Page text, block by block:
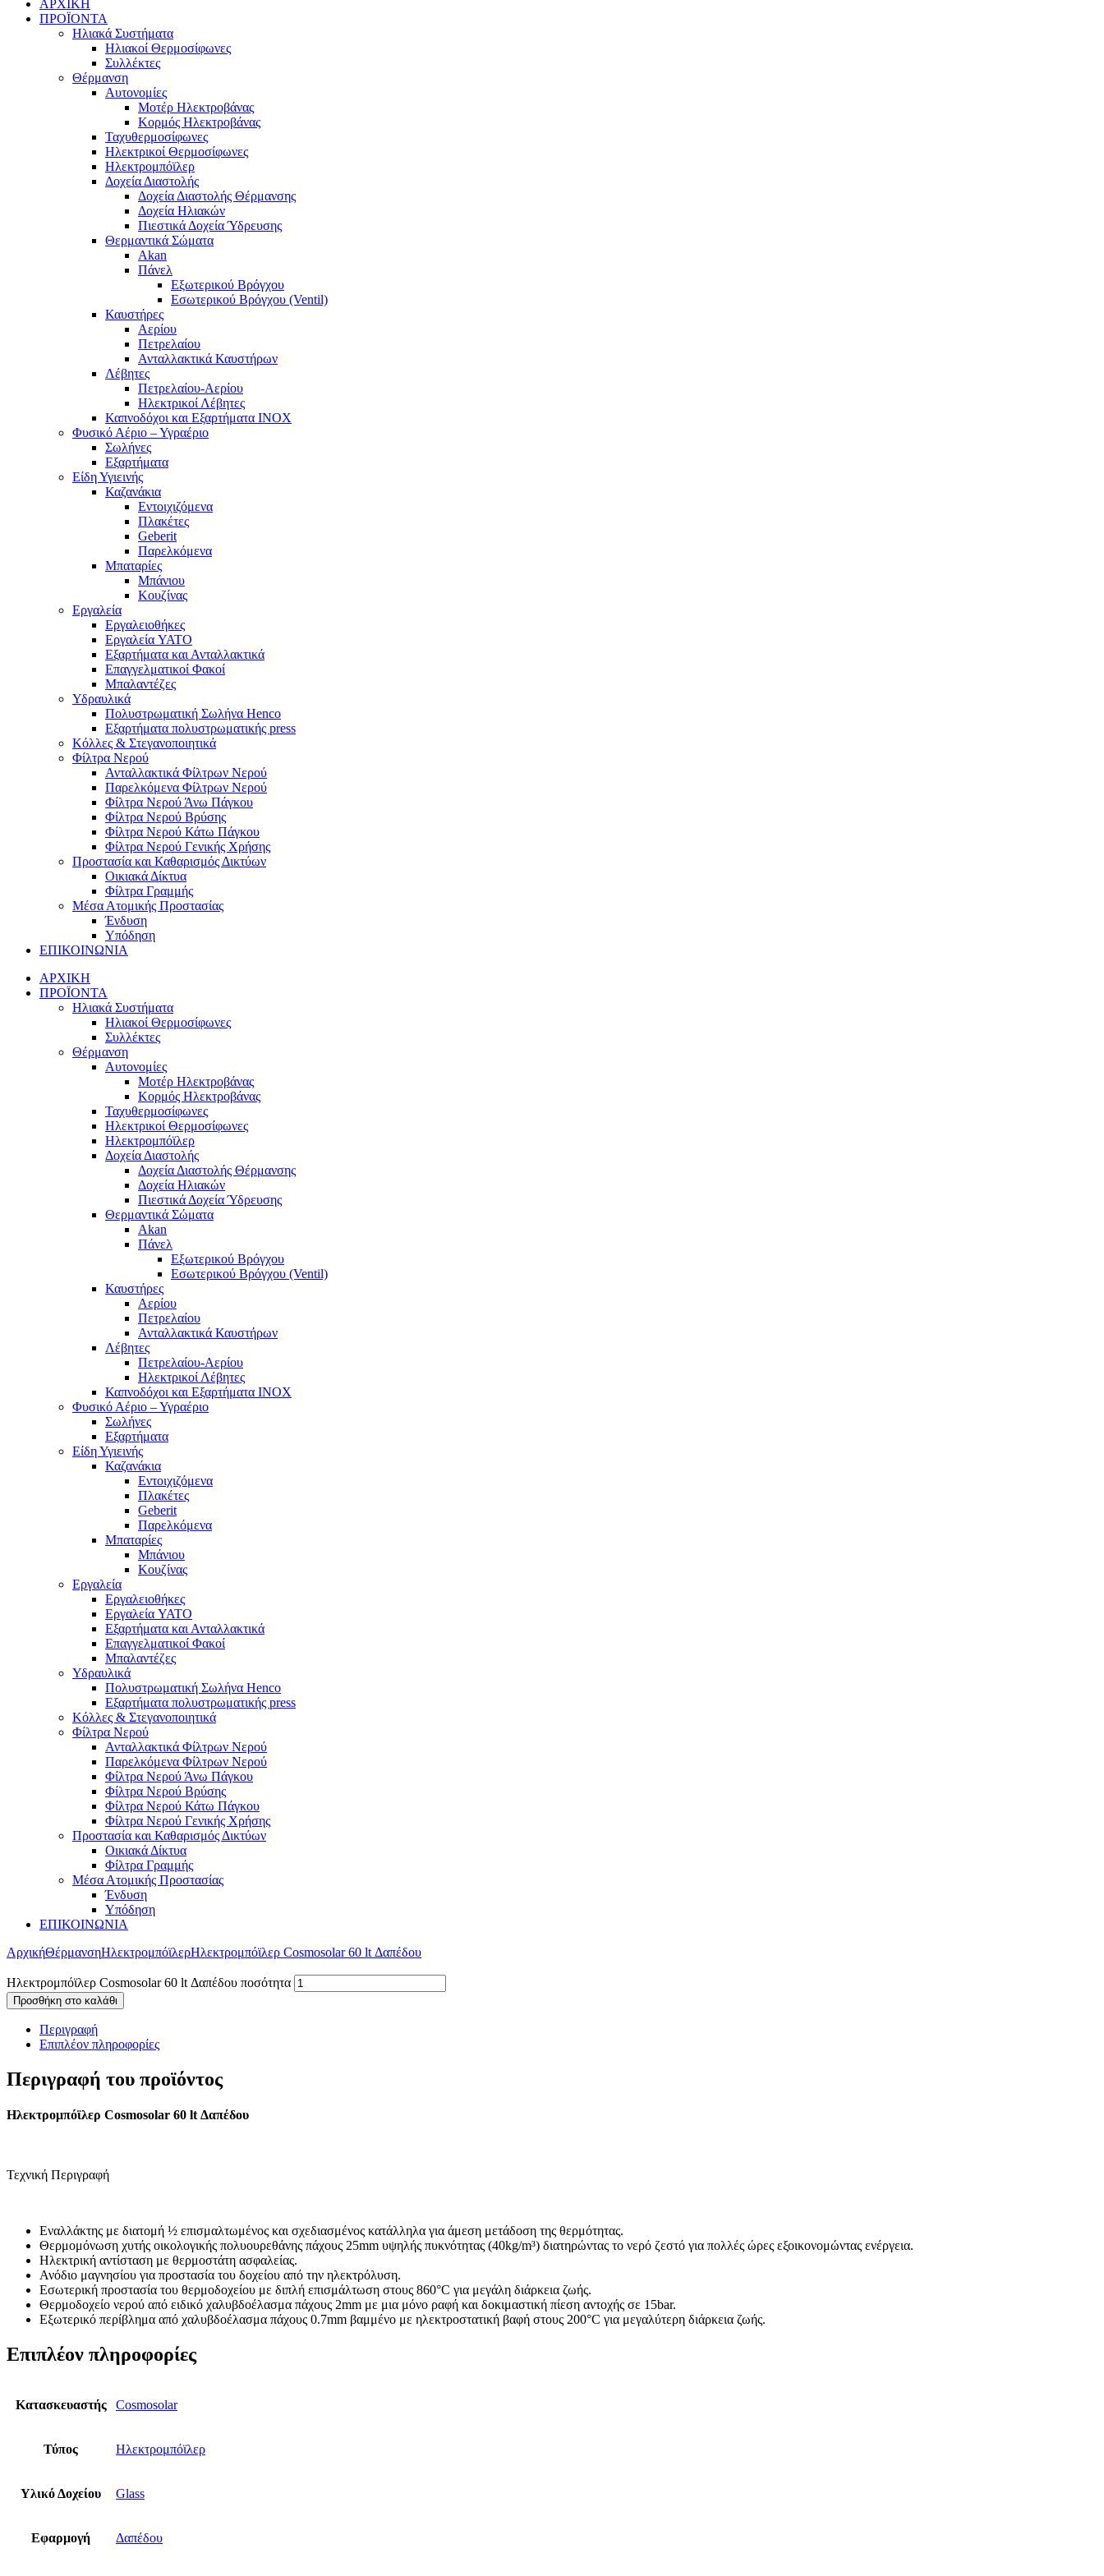
ΑΡΧΙΚΗ
ΠΡΟΪΟΝΤΑ
Ηλιακά Συστήματα
Ηλιακοί Θερμοσίφωνες
Συλλέκτες
Θέρμανση
Αυτονομίες
Μοτέρ Ηλεκτροβάνας
Κορμός Ηλεκτροβάνας
Ταχυθερμοσίφωνες
Ηλεκτρικοί Θερμοσίφωνες
Ηλεκτρομπόϊλερ
Δοχεία Διαστολής
Δοχεία Διαστολής Θέρμανσης
Δοχεία Ηλιακών
Πιεστικά Δοχεία Ύδρευσης
Θερμαντικά Σώματα
Akan
Πάνελ
Εξωτερικού Βρόγχου
Εσωτερικού Βρόγχου (Ventil)
Καυστήρες
Αερίου
Πετρελαίου
Ανταλλακτικά Καυστήρων
Λέβητες
Πετρελαίου-Αερίου
Ηλεκτρικοί Λέβητες
Καπνοδόχοι και Εξαρτήματα ΙΝΟΧ
Φυσικό Αέριο – Υγραέριο
Σωλήνες
Εξαρτήματα
Είδη Υγιεινής
Καζανάκια
Εντοιχιζόμενα
Πλακέτες
Geberit
Παρελκόμενα
Μπαταρίες
Μπάνιου
Κουζίνας
Εργαλεία
Εργαλειοθήκες
Εργαλεία YATO
Εξαρτήματα και Ανταλλακτικά
Επαγγελματικοί Φακοί
Μπαλαντέζες
Υδραυλικά
Πολυστρωματική Σωλήνα Henco
Εξαρτήματα πολυστρωματικής press
Κόλλες & Στεγανοποιητικά
Φίλτρα Νερού
Ανταλλακτικά Φίλτρων Νερού
Παρελκόμενα Φίλτρων Νερού
Φίλτρα Νερού Άνω Πάγκου
Φίλτρα Νερού Βρύσης
Φίλτρα Νερού Κάτω Πάγκου
Φίλτρα Νερού Γενικής Χρήσης
Προστασία και Καθαρισμός Δικτύων
Οικιακά Δίκτυα
Φίλτρα Γραμμής
Μέσα Ατομικής Προστασίας
Ένδυση
Υπόδηση
ΕΠΙΚΟΙΝΩΝΙΑ
ΑΡΧΙΚΗ
ΠΡΟΪΟΝΤΑ
Ηλιακά Συστήματα
Ηλιακοί Θερμοσίφωνες
Συλλέκτες
Θέρμανση
Αυτονομίες
Μοτέρ Ηλεκτροβάνας
Κορμός Ηλεκτροβάνας
Ταχυθερμοσίφωνες
Ηλεκτρικοί Θερμοσίφωνες
Ηλεκτρομπόϊλερ
Δοχεία Διαστολής
Δοχεία Διαστολής Θέρμανσης
Δοχεία Ηλιακών
Πιεστικά Δοχεία Ύδρευσης
Θερμαντικά Σώματα
Akan
Πάνελ
Εξωτερικού Βρόγχου
Εσωτερικού Βρόγχου (Ventil)
Καυστήρες
Αερίου
Πετρελαίου
Ανταλλακτικά Καυστήρων
Λέβητες
Πετρελαίου-Αερίου
Ηλεκτρικοί Λέβητες
Καπνοδόχοι και Εξαρτήματα ΙΝΟΧ
Φυσικό Αέριο – Υγραέριο
Σωλήνες
Εξαρτήματα
Είδη Υγιεινής
Καζανάκια
Εντοιχιζόμενα
Πλακέτες
Geberit
Παρελκόμενα
Μπαταρίες
Μπάνιου
Κουζίνας
Εργαλεία
Εργαλειοθήκες
Εργαλεία YATO
Εξαρτήματα και Ανταλλακτικά
Επαγγελματικοί Φακοί
Μπαλαντέζες
Υδραυλικά
Πολυστρωματική Σωλήνα Henco
Εξαρτήματα πολυστρωματικής press
Κόλλες & Στεγανοποιητικά
Φίλτρα Νερού
Ανταλλακτικά Φίλτρων Νερού
Παρελκόμενα Φίλτρων Νερού
Φίλτρα Νερού Άνω Πάγκου
Φίλτρα Νερού Βρύσης
Φίλτρα Νερού Κάτω Πάγκου
Φίλτρα Νερού Γενικής Χρήσης
Προστασία και Καθαρισμός Δικτύων
Οικιακά Δίκτυα
Φίλτρα Γραμμής
Μέσα Ατομικής Προστασίας
Ένδυση
Υπόδηση
ΕΠΙΚΟΙΝΩΝΙΑ
ΑρχικήΘέρμανσηΗλεκτρομπόϊλερΗλεκτρομπόϊλερ Cosmosolar 60 lt Δαπέδου
Ηλεκτρομπόϊλερ Cosmosolar 60 lt Δαπέδου ποσότητα
Προσθήκη στο καλάθι
Περιγραφή
Επιπλέον πληροφορίες
Περιγραφή του προϊόντος
Ηλεκτρομπόϊλερ Cosmosolar 60 lt Δαπέδου
Τεχνική Περιγραφή
Εναλλάκτης με διατομή ½ επισμαλτωμένος και σχεδιασμένος κατάλληλα για άμεση μετάδοση της θερμότητας.
Θερμομόνωση χυτής οικολογικής πολυουρεθάνης πάχους 25mm υψηλής πυκνότητας (40kg/m³) διατηρώντας το νερό ζεστό για πολλές ώρες εξοικονομώντας ενέργεια.
Ηλεκτρική αντίσταση με θερμοστάτη ασφαλείας.
Ανόδιο μαγνησίου για προστασία του δοχείου από την ηλεκτρόλυση.
Εσωτερική προστασία του θερμοδοχείου με διπλή επισμάλτωση στους 860°C για μεγάλη διάρκεια ζωής.
Θερμοδοχείο νερού από ειδικό χαλυβδοέλασμα πάχους 2mm με μια μόνο ραφή και δοκιμαστική πίεση αντοχής σε 15bar.
Εξωτερικό περίβλημα από χαλυβδοέλασμα πάχους 0.7mm βαμμένο με ηλεκτροστατική βαφή στους 200°C για μεγαλύτερη διάρκεια ζωής.
Επιπλέον πληροφορίες
Κατασκευαστής Cosmosolar
Τύπος Ηλεκτρομπόϊλερ
Υλικό Δοχείου Glass
Εφαρμογή Δαπέδου